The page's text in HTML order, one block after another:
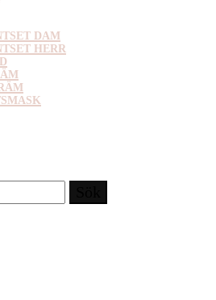
DAM
HERR